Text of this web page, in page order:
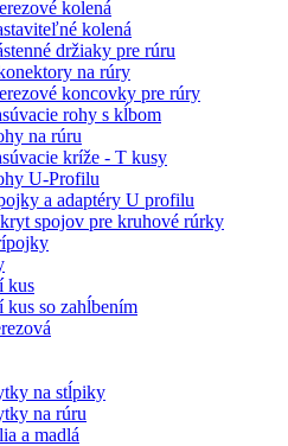
kolená
kolená
držiaky pre rúru
na rúry
koncovky pre rúry
rohy s kĺbom
na rúru
kríže - T kusy
U-Profilu
a adaptéry U profilu
spojov pre kruhové rúrky
kus
kus so zahĺbením
na stĺpiky
na rúru
a madlá